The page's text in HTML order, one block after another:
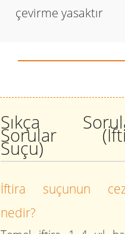
çevirme yasaktır
Sıkça
Sorular
Suçu)
İftira suçunun
nedir?